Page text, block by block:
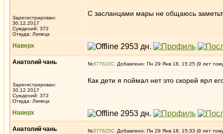
Зарегистрирован:
30.12.2017
Суждений: 372
Откуда: Липецк
С засланцами мары не общаюсь
Наверх
Анатолий чань
Зарегистрирован:
30.12.2017
Суждений: 372
Откуда: Липецк
№377622 Добавлено: Пн 29 Янв 18, 15:25 (9 лет
Как дети я поймал нет это скорей ярл
Наверх
Анатолий чань №377625 Добавлено: Пн 29 Янв 18, 15:33 (9 лет